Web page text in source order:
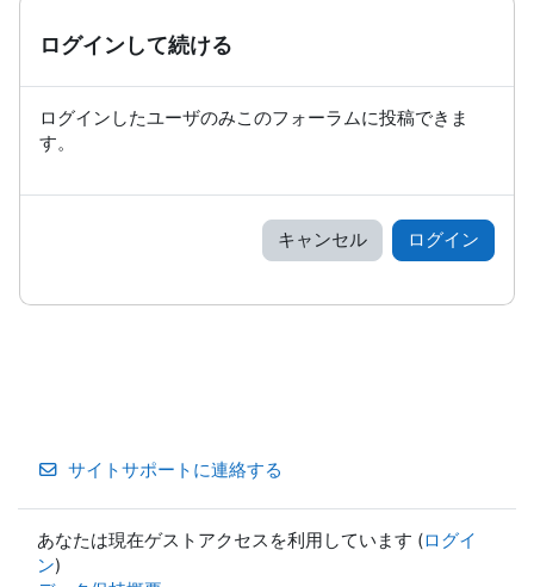
ログインして続ける
ログインしたユーザのみこのフォーラムに投稿できま
す。
キャンセル ログイン
サイトサポートに連絡する
あなたは現在ゲストアクセスを利用しています (ログイ
ン)